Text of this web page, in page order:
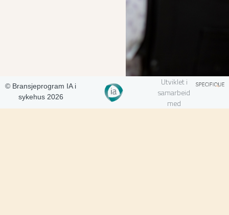
© Bransjeprogram IA i
sykehus 2026
Utviklet i
samarbeid
med